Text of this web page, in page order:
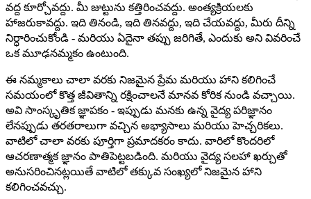
వద్ద కూర్చోవద్దు. మీ జుట్టును కత్తిరించవద్దు. అంత్యక్రియలకు
హాజరుకావద్దు. ఇది తినండి, ఇది తినవద్దు, ఇది చేయవద్దు, మీరు దీన్ని
నిర్ధారించుకోండి - మరియు ఏదైనా తప్పు జరిగితే, ఎందుకు అని వివరించే
ఒక మూఢనమ్మకం ఉంటుంది.
ఈ నమ్మకాలు చాలా వరకు నిజమైన ప్రేమ మరియు హాని కలిగించే
సమయంలో కొత్త జీవితాన్ని రక్షించాలనే మానవ కోరిక నుండి వచ్చాయి.
అవి సాంస్కృతిక జ్ఞాపకం - ఇప్పుడు మనకు ఉన్న వైద్య పరిజ్ఞానం
లేనప్పుడు తరతరాలుగా వచ్చిన అభ్యాసాలు మరియు హెచ్చరికలు.
వాటిలో చాలా వరకు పూర్తిగా ప్రమాదకరం కాదు. వారిలో కొందరిలో
ఆచరణాత్మక జ్ఞానం పాతిపెట్టబడింది. మరియు వైద్య సలహా ఖర్చుతో
అనుసరించినట్లయితే వాటిలో తక్కువ సంఖ్యలో నిజమైన హాని
కలిగించవచ్చు.